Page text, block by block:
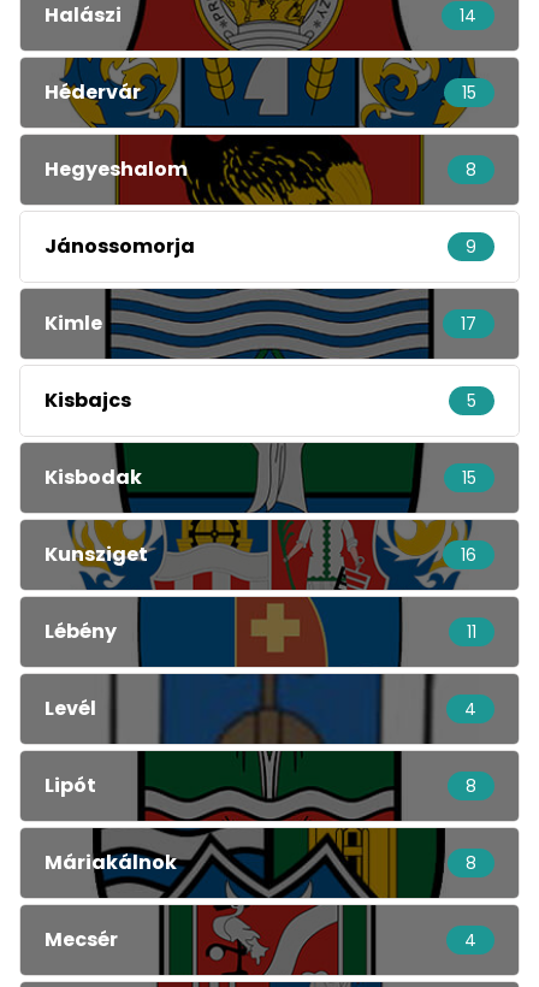
Halászi 14
Hédervár 15
Hegyeshalom 8
Jánossomorja 9
Kimle 17
Kisbajcs 5
Kisbodak 15
Kunsziget 16
Lébény 11
Levél 4
Lipót 8
Máriakálnok 8
Mecsér 4